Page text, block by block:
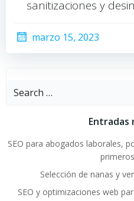
sanitizaciones y
marzo 15, 2023
Search
Entradas
SEO para abogados laborales,
Selección de nanas y
SEO y optimizaciones web